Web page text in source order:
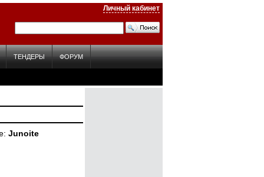
Личный кабинет
ТЕНДЕРЫ ФОРУМ
Junoite